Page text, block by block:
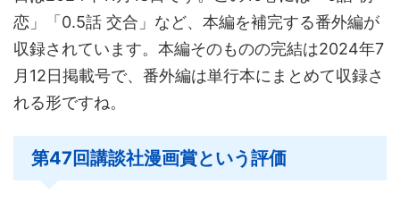
恋」「0.5話 交合」など、本編を補完する番外編が
収録されています。本編そのものの完結は2024年7
月12日掲載号で、番外編は単行本にまとめて収録さ
れる形ですね。
第47回講談社漫画賞という評価